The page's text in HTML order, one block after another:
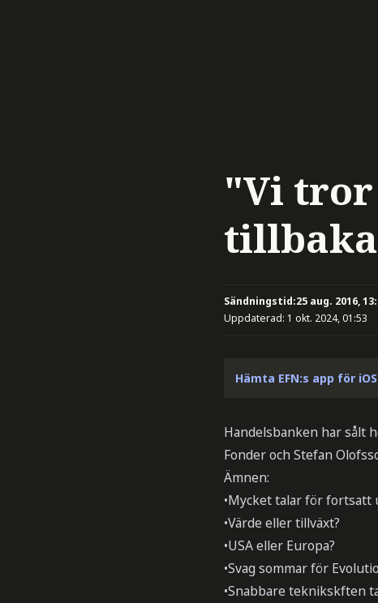
"Vi tror
Sändningstid:25 aug. 2016,
Uppdaterad: 1 okt. 2024, 01:53
Hämta EFN:s app för
Handelsbanken har sålt
Fonder och Stefan
Ämnen:
•Mycket talar för fortsatt
•Värde eller tillväxt?
•USA eller Europa?
•Svag sommar för
•Snabbare teknikskften